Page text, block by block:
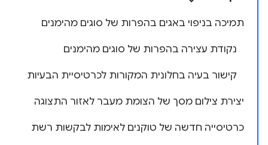
תמיכה בניפוי באגים בהפרות של סוגים מהימנים
נקודת עצירה בהפרות של סוגים מהימנים
קישור בעיה בחלונית המקורות לכרטיסיית הבעיות
יצירת צילום מסך של הצומת מעבר לאזור התצוגה
כרטיסייה חדשה של טוקנים לאימות לבקשות רשת